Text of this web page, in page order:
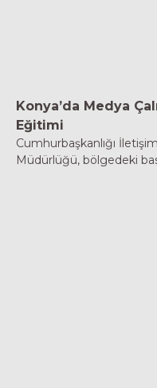
Konya’da Medya
Eğitimi
Cumhurbaşkanlığı
Müdürlüğü, bölgedeki